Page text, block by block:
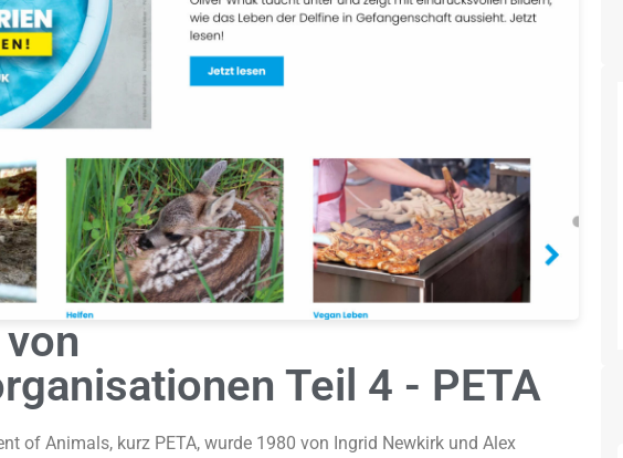
Teil 4 - PETA
of Animals, kurz PETA, wurde 1980 von Ingrid Newkirk und Alex